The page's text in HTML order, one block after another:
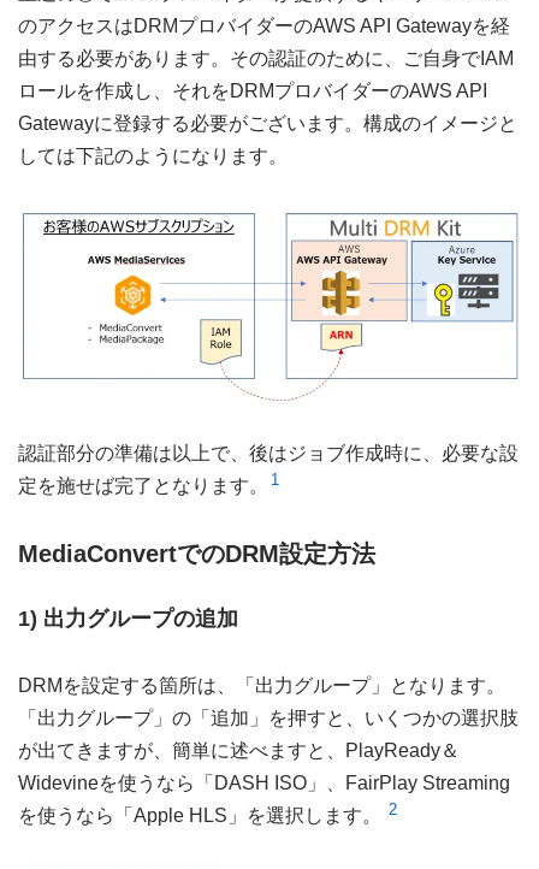
のアクセスはDRMプロバイダーのAWS API Gatewayを経
由する必要があります。その認証のために、ご自身でIAM
ロールを作成し、それをDRMプロバイダーのAWS API
Gatewayに登録する必要がございます。構成のイメージと
しては下記のようになります。
認証部分の準備は以上で、後はジョブ作成時に、必要な設
定を施せば完了となります。
1
MediaConvertでのDRM設定方法
1) 出力グループの追加
DRMを設定する箇所は、「出力グループ」となります。
「出力グループ」の「追加」を押すと、いくつかの選択肢
が出てきますが、簡単に述べますと、PlayReady＆
Widevineを使うなら「DASH ISO」、FairPlay Streaming
を使うなら「Apple HLS」を選択します。
2